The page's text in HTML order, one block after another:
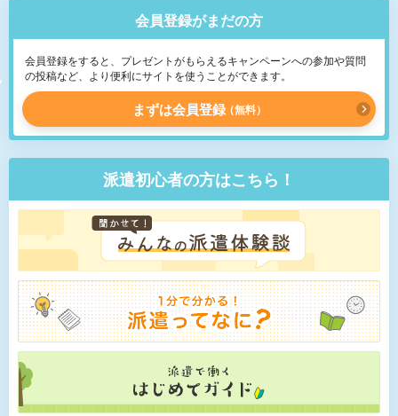
会員登録がまだの方
会員登録をすると、プレゼントがもらえるキャンペーンへの参加や質問
の投稿など、より便利にサイトを使うことができます。
まずは会員登録 無料
派遣初心者の方はこちら！